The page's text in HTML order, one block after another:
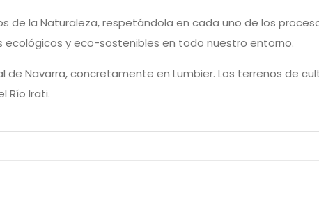
de la Naturaleza, respetándola en cada uno de los
ecológicos y eco-sostenibles en todo nuestro entorno.
de Navarra, concretamente en Lumbier. Los terrenos de
Río Irati.